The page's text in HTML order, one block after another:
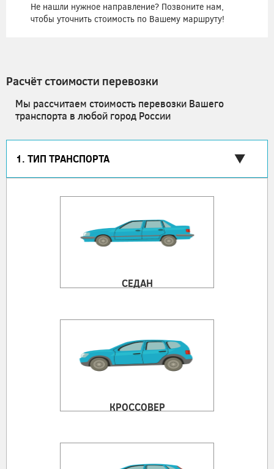
Не нашли нужное направление? Позвоните нам,
чтобы уточнить стоимость по Вашему маршруту!
Расчёт стоимости перевозки
Мы рассчитаем стоимость перевозки Вашего
транспорта в любой город России
1. ТИП ТРАНСПОРТА
СЕДАН
КРОССОВЕР